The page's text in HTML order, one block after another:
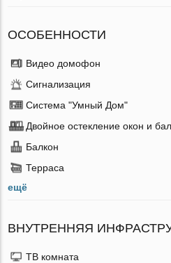
ОСОБЕННОСТИ
Видео домофон
Сигнализация
Система "Умный Дом"
Двойное остекление окон и
Балкон
Терраса
ещё
ВНУТРЕННЯЯ
ТВ комната